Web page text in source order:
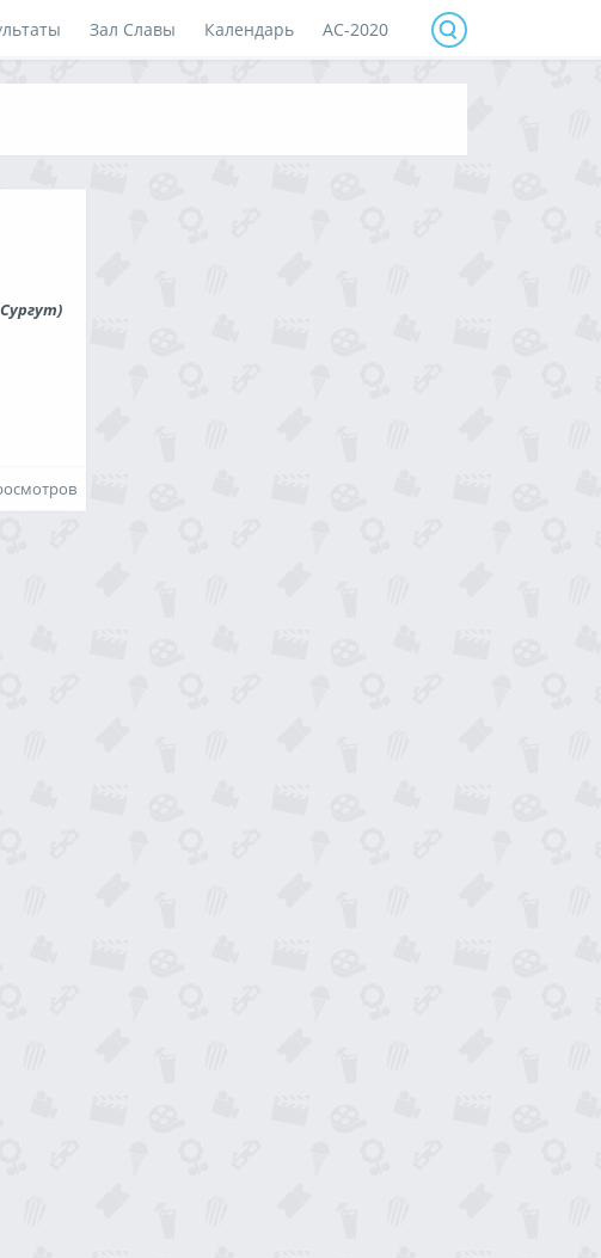
Зал Славы Календарь АС-2020